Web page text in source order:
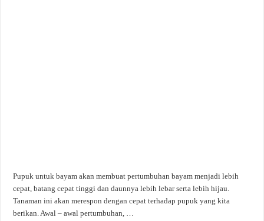
Pupuk untuk bayam akan membuat pertumbuhan bayam menjadi lebih
cepat, batang cepat tinggi dan daunnya lebih lebar serta lebih hijau.
Tanaman ini akan merespon dengan cepat terhadap pupuk yang kita
berikan. Awal – awal pertumbuhan, …